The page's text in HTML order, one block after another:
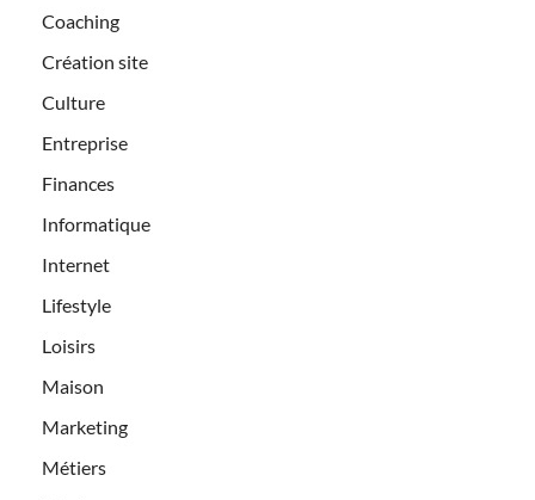
Coaching
Création site
Culture
Entreprise
Finances
Informatique
Internet
Lifestyle
Loisirs
Maison
Marketing
Métiers